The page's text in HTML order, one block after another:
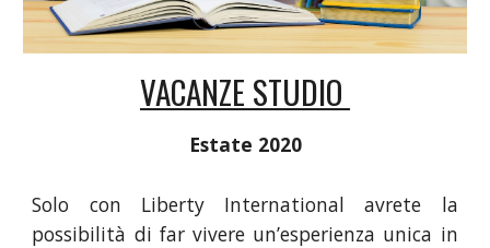
VACANZE STUDIO
Estate 2020
Solo con Liberty International avrete la
possibilità di far vivere un’esperienza unica in